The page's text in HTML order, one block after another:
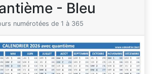
- Bleu
numérotées de 1 à 365